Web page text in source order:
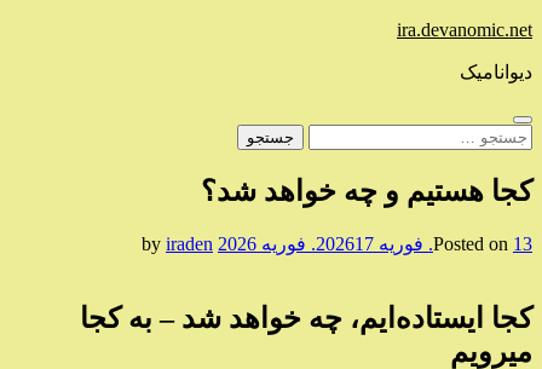
Skip
content
ira.devanomic.net
دیوانامیک
جستجو
کجا هستیم و چه خواهد شد؟
Posted on 13. فوریه 2026 17. فوریه 2026 iraden
کجا ایستاده‌ایم، چه خواهد شد – به کجا
میرویم